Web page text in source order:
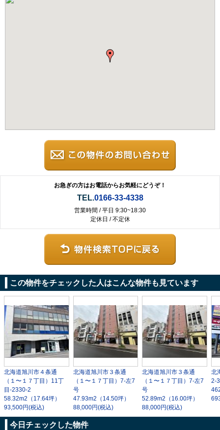
お急ぎの方はお電話からお気軽にどうぞ！
TEL.0166-33-4338
営業時間 / 平日 9:30~18:30
定休日 / 不定休
この物件をチェックした人はこんな物件も見ています
北海道旭川市４条通
（１〜１７丁目）11丁
目-2330-2
58.32m2 （17.64坪）
93,500円(税込)
北海道旭川市３条通
（１〜１７丁目）7-左7
号
47.93m2 （14.50坪）
88,000円(税込)
北海道旭川市３条通
（１〜１７丁目）7-左7
号
52.89m2 （16.00坪）
88,000円(税込)
北
2-
今日チェックした物件